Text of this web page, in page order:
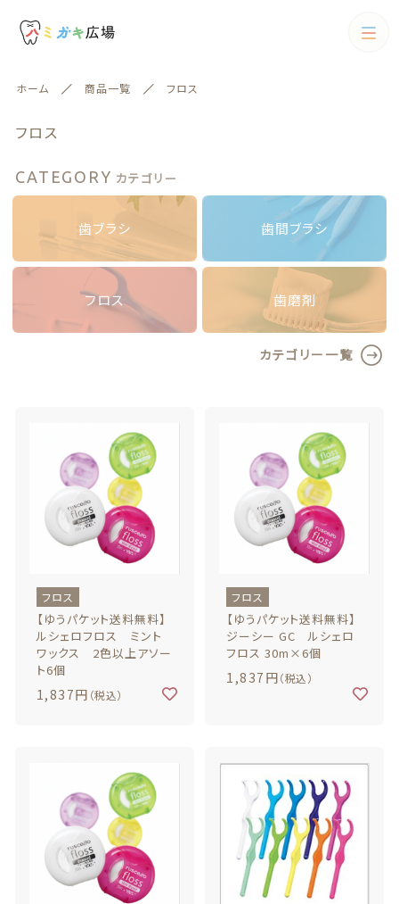
ホーム 商品一覧 フロス
フロス
CATEGORY カテゴリー
歯ブラシ 歯間ブラシ
フロス 歯磨剤
カテゴリー一覧
フロス
【ゆうパケット送料無料】
ルシェロフロス ミント
ワックス 2色以上アソー
ト6個
1,837円 （税込）
フロス
【ゆうパケット送料無料】
ジーシー GC ルシェロ
フロス 30m×6個
1,837円（税込）
カテゴリー
おすすめ商品
セール商品
商品一覧
最近チェックした商品
注文履歴
歯ブラシ
電動歯ブラシ
虫歯予防ガム
親カテゴリー
在庫あり セール